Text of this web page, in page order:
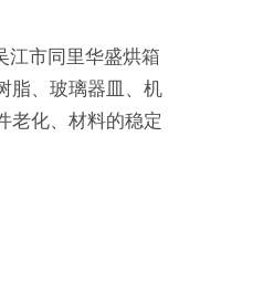
江市同里华盛烘箱
脂、玻璃器皿、机
老化、材料的稳定